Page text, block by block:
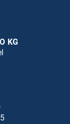
KG